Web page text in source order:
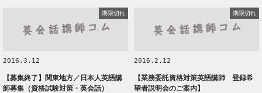
期限切れ
2016.3.12
【募集終了】関東地方／日本人英語講
師募集（資格試験対策・英会話）
期限切れ
2016.2.12
【業務委託資格対策英語講師 登録希
望者説明会のご案内】